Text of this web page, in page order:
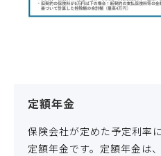
定額年金
保険会社が定めた予定利率
定額年金です。定額年金は